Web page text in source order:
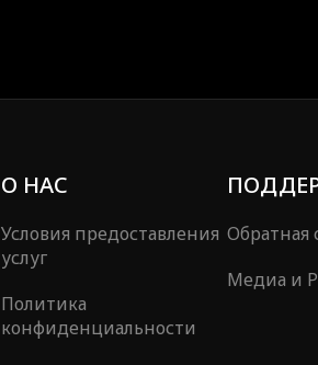
О НАС
Условия предоставления
услуг
Политика
конфиденциальности
Обратная
Медиа и